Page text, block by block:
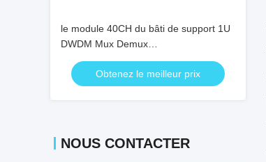
le module 40CH du bâti de support 1U
DWDM Mux Demux
choisissent/doubles fibres
LC/connecteur d'UPC
Obtenez le meilleur prix
NOUS CONTACTER